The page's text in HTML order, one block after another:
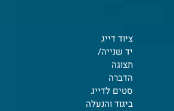
ציוד דייג
יד שנייה/
תצוגה
הדברה
סטים לדייג
ביגוד והנעלה